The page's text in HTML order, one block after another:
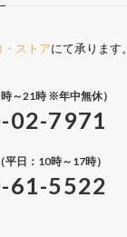
・ストアにて承ります。
～21時 ※年中無休）
02-7971
日：10時～17時）
61-5522